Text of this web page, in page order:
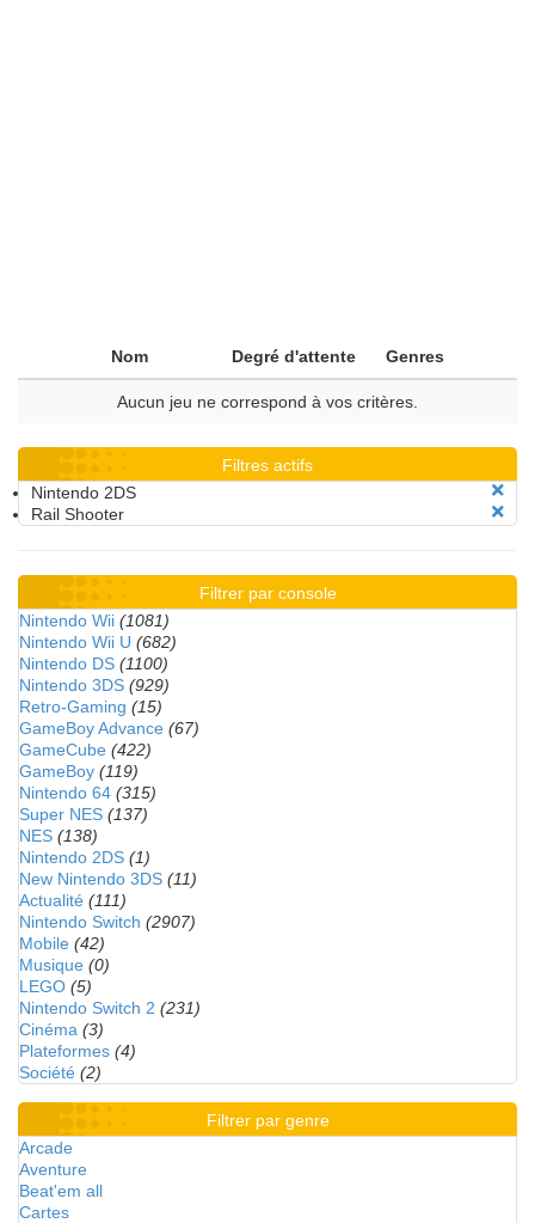
Nom Degré d'attente Genres
Aucun jeu ne correspond à vos critères.
Filtres actifs
Nintendo 2DS
Rail Shooter
Filtrer par console
Nintendo Wii (1081)
Nintendo Wii U (682)
Nintendo DS (1100)
Nintendo 3DS (929)
Retro-Gaming (15)
GameBoy Advance (67)
GameCube (422)
GameBoy (119)
Nintendo 64 (315)
Super NES (137)
NES (138)
Nintendo 2DS (1)
New Nintendo 3DS (11)
Actualité (111)
Nintendo Switch (2907)
Mobile (42)
Musique (0)
LEGO (5)
Nintendo Switch 2 (231)
Cinéma (3)
Plateformes (4)
Société (2)
Filtrer par genre
Arcade
Aventure
Beat'em all
Cartes